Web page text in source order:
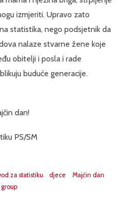
izmjeriti. Upravo zato
statistika, nego podsjetnik da
nalaze stvarne žene koje
obitelji i posla i rade
buduće generacije.
dan!
PS/SM
za statistiku djece
Majčin dan